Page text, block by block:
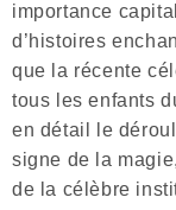
importance
d’histoires
que la récente
tous les enfants
en détail le
signe de la
de la célèbre